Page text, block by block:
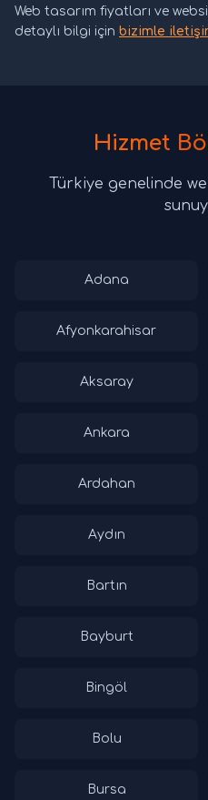
Web tasarım fiyatları ve
detaylı bilgi için bizimle
Hizmet
Türkiye genelinde
Adana
Afyonkarahisar
Aksaray
Ankara
Ardahan
Aydın
Bartın
Bayburt
Bingöl
Bolu
Bursa